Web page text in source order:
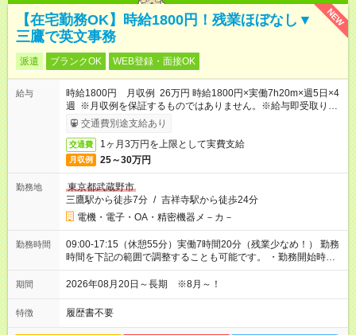
NEW
【在宅勤務OK】時給1800円！残業ほぼなし▼
三鷹で英文事務
派遣 ブランクOK WEB登録・面接OK
給与
時給1800円 月収例 26万円 時給1800円×実働7h20m×週5日×4
週 ※月収例を保証するものではありません。※給与即受取りサ
ービス利用可（利用条件有）
交通費別途支給あり
交通費 1ヶ月3万円を上限として実費支給
月収例 25～30万円
勤務地
東京都武蔵野市
三鷹駅から徒歩7分 / 吉祥寺駅から徒歩24分
電機・電子・OA・精密機器メ－カ－
勤務時間
09:00-17:15（休憩55分）実働7時間20分（残業少なめ！） 勤務
時間を下記の範囲で調整することも可能です。 ・勤務開始時
間 08:30～09:30 ・勤務終了時間 16:00～17:15 ・実働
05:35～07:50
期間 2026年08月20日～長期 ※8月～！
特徴 履歴書不要